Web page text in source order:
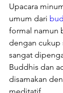
Upacara
umum dari
formal namun
dengan cukup
sangat
Buddhis dan
disamakan